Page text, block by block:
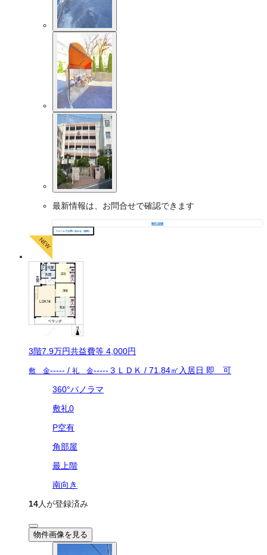
最新情報は、お問合せで確認できます
物件の詳細
フォームでお問い合わせ（無料）
3階7.9万円共益費等 4,000円
敷 金----- / 礼 金----- ３ＬＤＫ / 71.84㎡ 入居日 即 可
360°パノラマ
敷礼0
P空有
角部屋
最上階
南向き
14人が登録済み
物件画像を見る